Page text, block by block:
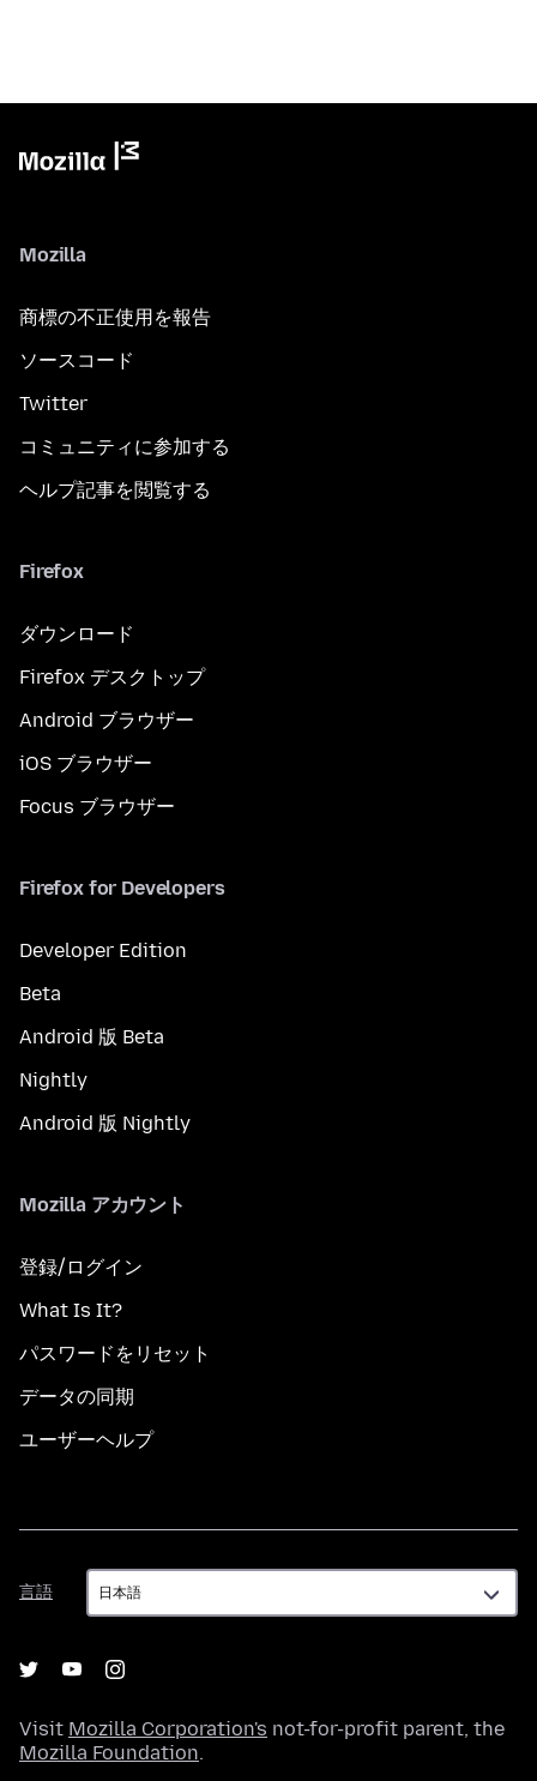
Mozilla
商標の不正使用を報告
ソースコード
Twitter
コミュニティに参加する
ヘルプ記事を閲覧する
Firefox
ダウンロード
Firefox デスクトップ
Android ブラウザー
iOS ブラウザー
Focus ブラウザー
Firefox for Developers
Developer Edition
Beta
Android 版 Beta
Nightly
Android 版 Nightly
Mozilla アカウント
登録/ログイン
What Is It?
パスワードをリセット
データの同期
ユーザーヘルプ
言語
言
語
Visit Mozilla Corporation's not-for-profit parent, the
Mozilla Foundation.